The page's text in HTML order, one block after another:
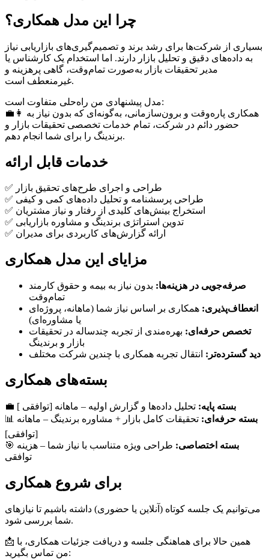
چرا این مدل همکاری؟
بسیاری از شرکت‌ها برای رشد برند و تصمیم‌گیری‌های بازاریابی نیاز
به داده‌های دقیق و تحلیل بازار دارند. اما استخدام یک کارشناس یا
مدیر تحقیقات بازار به‌صورت تمام‌وقت، گاهی پرهزینه و
غیرمنعطف است.
مدل پیشنهادی من راه‌حلی متفاوت است:
👩‍💼 همکاری پاره‌وقت و برون‌سازمانی، به‌گونه‌ای که بدون نیاز به
حضور دائم در شرکت، تمام خدمات تخصصی تحقیقات بازار و
برندینگ را برای شما انجام دهم.
خدمات قابل ارائه
✅ طراحی و اجرای طرح‌های تحقیق بازار
✅ طراحی پرسشنامه و تحلیل داده‌های کمی و کیفی
✅ استخراج بینش‌های کلیدی از رفتار و نیاز مشتریان
✅ تدوین استراتژی برندینگ و مشاوره بازاریابی
✅ ارائه گزارش‌های کاربردی برای مدیران
مزایای این مدل همکاری
صرفه‌جویی در هزینه‌ها: بدون نیاز به بیمه و حقوق کارمند
تمام‌وقت
انعطاف‌پذیری: همکاری بر اساس نیاز شما (ماهانه، پروژه‌ای
یا مشاوره‌ای)
تخصص حرفه‌ای: بهره‌مندی از تجربه چندساله در تحقیقات
بازار و برندینگ
دید گسترده‌تر: انتقال تجربه همکاری با چندین شرکت مختلف
بسته‌های همکاری
💼 بسته پایه: تحلیل داده‌ها و گزارش اولیه – ماهانه [توافقی ]
📊
بسته حرفه‌ای: تحقیقات کامل بازار + مشاوره برندینگ – ماهانه
[توافقی]
🎯
بسته اختصاصی: طراحی ویژه متناسب با نیاز شما – هزینه
توافقی
برای شروع همکاری
می‌توانیم یک جلسه کوتاه (آنلاین یا حضوری) داشته باشیم تا نیازهای
شما بررسی شود.
📩 همین حالا برای هماهنگی جلسه و دریافت جزئیات همکاری، با
من تماس بگیرید: